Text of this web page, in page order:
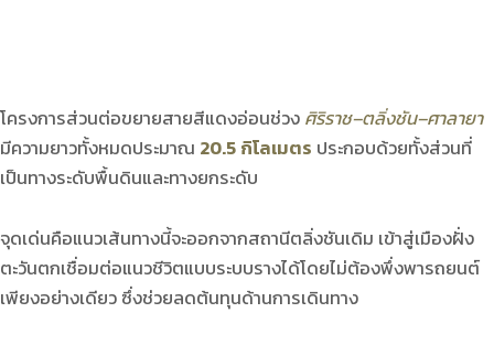
โครงการส่วนต่อขยายสายสีแดงอ่อนช่วง ศิริราช–ตลิ่งชัน–ศาลายา
มีความยาวทั้งหมดประมาณ 20.5 กิโลเมตร ประกอบด้วยทั้งส่วนที่
เป็นทางระดับพื้นดินและทางยกระดับ
จุดเด่นคือแนวเส้นทางนี้จะออกจากสถานีตลิ่งชันเดิม เข้าสู่เมืองฝั่ง
ตะวันตกเชื่อมต่อแนวชีวิตแบบระบบรางได้โดยไม่ต้องพึ่งพารถยนต์
เพียงอย่างเดียว ซึ่งช่วยลดต้นทุนด้านการเดินทาง